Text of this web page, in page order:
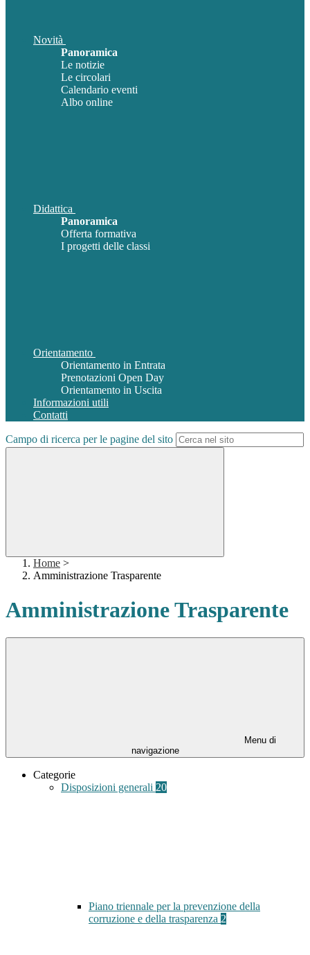
Novità
Panoramica
Le notizie
Le circolari
Calendario eventi
Albo online
Didattica
Panoramica
Offerta formativa
I progetti delle classi
Orientamento
Orientamento in Entrata
Prenotazioni Open Day
Orientamento in Uscita
Informazioni utili
Contatti
Campo di ricerca per le pagine del sito
Home >
Amministrazione Trasparente
Amministrazione Trasparente
Menu di
navigazione
Categorie
Disposizioni generali 20
Piano triennale per la prevenzione della
corruzione e della trasparenza 2